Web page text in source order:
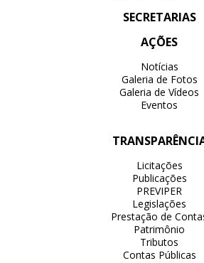
SECRETARIAS
AÇÕES
Notícias
Galeria de Fotos
Galeria de Vídeos
Eventos
Licitações
Publicações
PREVIPER
Legislações
Prestação de
Patrimônio
Tributos
Contas Públicas